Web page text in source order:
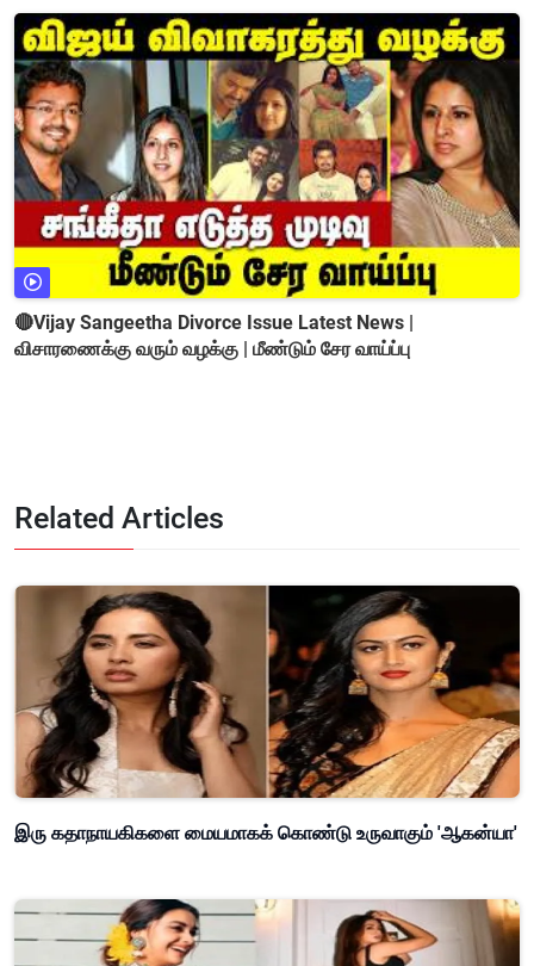
🔴Vijay Sangeetha Divorce Issue Latest News |
விசாரணைக்கு வரும் வழக்கு | மீண்டும் சேர வாய்ப்பு
Related Articles
இரு கதாநாயகிகளை மையமாகக் கொண்டு உருவாகும் 'ஆகன்யா'